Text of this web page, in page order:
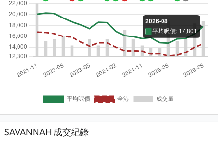
SAVANNAH 成交紀錄